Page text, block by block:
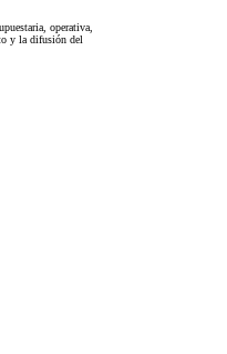
operativa,
y la difusión del